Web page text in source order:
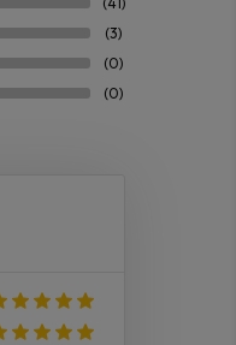
(3)
(0)
(0)